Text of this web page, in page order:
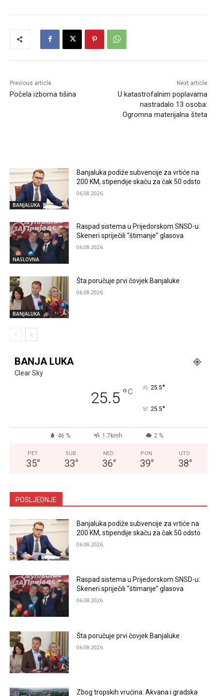
Previous article
Počela izborna tišina
Next article
U katastrofalnim poplavama
nastradalo 13 osoba:
Ogromna materijalna šteta
BANJALUKA
Banjaluka podiže subvencije za vrtiće na
200 KM, stipendije skaču za čak 50 odsto
06.08.2026.
NASLOVNA
Raspad sistema u Prijedorskom SNSD-u:
Skeneri spriječili “štimanje” glasova
06.08.2026.
BANJALUKA
Šta poručuje prvi čovjek Banjaluke
06.08.2026.
BANJA LUKA
Clear Sky
25.5 °C 25.5°
25.5°
46 % 1.7kmh 2 %
PET
35°
SUB
33°
NED
36°
PON
39°
UTO
38°
POSLJEDNJE
Banjaluka podiže subvencije za vrtiće na
200 KM, stipendije skaču za čak 50 odsto
06.08.2026.
Raspad sistema u Prijedorskom SNSD-u:
Skeneri spriječili “štimanje” glasova
06.08.2026.
Šta poručuje prvi čovjek Banjaluke
06.08.2026.
Zbog tropskih vrućina: Akvana i gradska